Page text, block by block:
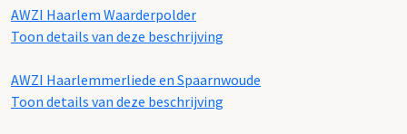
AWZI Haarlem Waarderpolder
Toon details van deze beschrijving
AWZI Haarlemmerliede en Spaarnwoude
Toon details van deze beschrijving